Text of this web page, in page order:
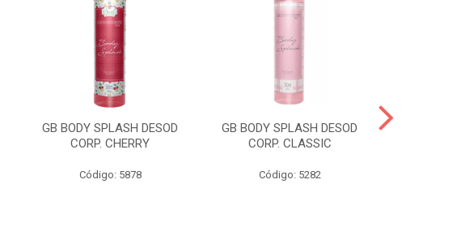
GB BODY SPLASH DESOD
CORP. CHERRY
Código: 5878
GB BODY SPLASH DESOD
CORP. CLASSIC
Código: 5282